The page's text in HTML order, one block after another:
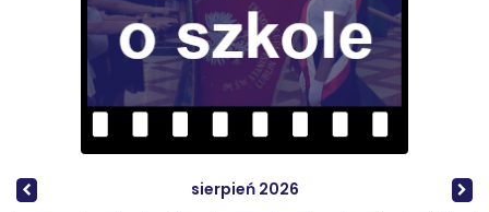
sierpień 2026